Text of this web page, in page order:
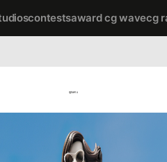
contestsaward cg wavecg
cgrave.ru